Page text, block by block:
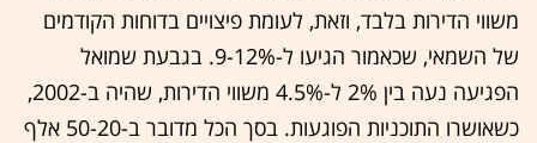
משווי הדירות בלבד, וזאת, לעומת פיצויים בדוחות הקודמים
של השמאי, שכאמור הגיעו ל-9-12%. בגבעת שמואל
הפגיעה נעה בין 2% ל-4.5% משווי הדירות, שהיה ב-2002,
כשאושרו התוכניות הפוגעות. בסך הכל מדובר ב-50-20 אלף